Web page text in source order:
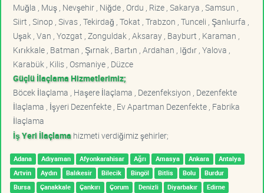
Muğla , Muş , Nevşehir , Niğde , Ordu , Rize , Sakarya , Samsun ,
Siirt , Sinop , Sivas , Tekirdağ , Tokat , Trabzon , Tunceli , Şanlıurfa ,
Uşak , Van , Yozgat , Zonguldak , Aksaray , Bayburt , Karaman ,
Kırıkkale , Batman , Şırnak , Bartın , Ardahan , Iğdır , Yalova ,
Karabük , Kilis , Osmaniye , Düzce
Güçlü İlaçlama Hizmetlerimiz;
Böcek İlaçlama , Haşere İlaçlama , Dezenfeksiyon , Dezenfekte
İlaçlama , İşyeri Dezenfekte , Ev Apartman Dezenfekte , Fabrika
İlaçlama
İş Yeri İlaçlama hizmeti verdiğimiz şehirler;
Adana Adıyaman Afyonkarahisar Ağrı Amasya Ankara
Antalya
Artvin
Aydın Balıkesir Bilecik Bingöl Bitlis Bolu
Burdur
Bursa
Çanakkale Çankırı Çorum Denizli Diyarbakır Edirne